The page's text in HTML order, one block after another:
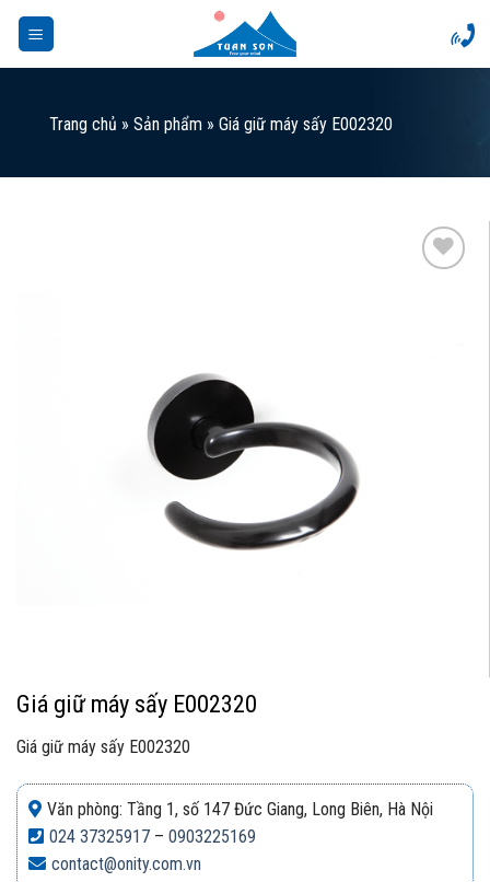
Skip
content
Trang chủ » Sản phẩm » Giá giữ máy sấy E002320
Giá giữ máy sấy E002320
Giá giữ máy sấy E002320
Văn phòng: Tầng 1, số 147 Đức Giang, Long Biên, Hà Nội
024 37325917 – 0903225169
contact@onity.com.vn